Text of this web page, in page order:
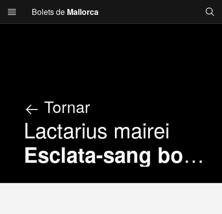
Skip to main content
Bolets de Mallorca
Tornar
Lactarius mairei
Esclata-sang bord, Esclata-sang de llet